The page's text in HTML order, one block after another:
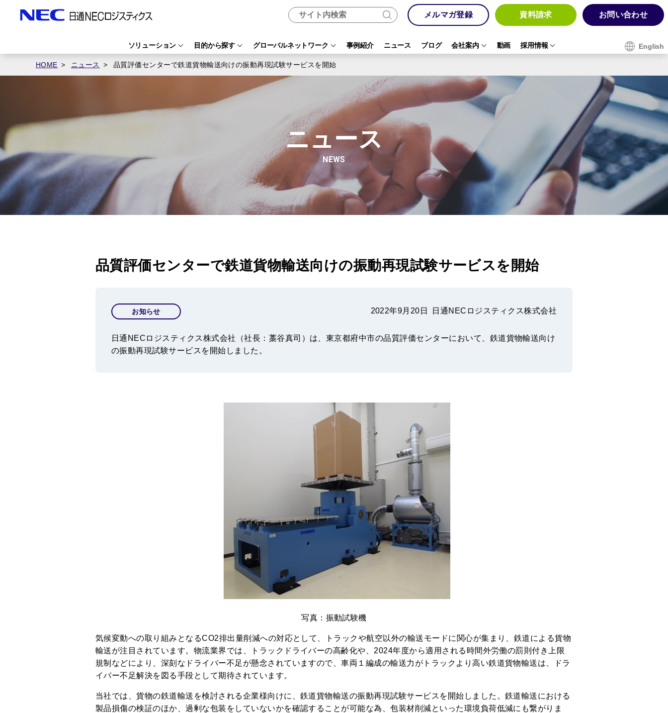
メルマガ登録 資料請求 お問い合わせ
English
ソリューション 目的から探す グローバルネットワーク 事例紹介 ニュース ブログ 会社案内 動画 採用情報
HOME ニュース 品質評価センターで鉄道貨物輸送向けの振動再現試験サービスを開始
ニュース
NEWS
品質評価センターで鉄道貨物輸送向けの振動再現試験サービスを開始
お知らせ 2022年9月20日 日通NECロジスティクス株式会社
日通NECロジスティクス株式会社（社長：藁谷真司）は、東京都府中市の品質評価センターにおいて、鉄道貨物輸送向け
の振動再現試験サービスを開始しました。
写真：振動試験機
気候変動への取り組みとなるCO2排出量削減への対応として、トラックや航空以外の輸送モードに関心が集まり、鉄道による貨物
輸送が注目されています。物流業界では、トラックドライバーの高齢化や、2024年度から適用される時間外労働の罰則付き上限
規制などにより、深刻なドライバー不足が懸念されていますので、車両１編成の輸送力がトラックより高い鉄道貨物輸送は、ドラ
イバー不足解決を図る手段として期待されています。
当社では、貨物の鉄道輸送を検討される企業様向けに、鉄道貨物輸送の振動再現試験サービスを開始しました。鉄道輸送における
製品損傷の検証のほか、過剰な包装をしていないかを確認することが可能な為、包装材削減といった環境負荷低減にも繋がりま